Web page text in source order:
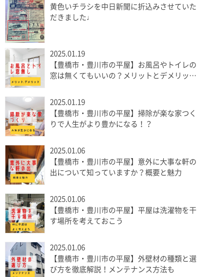
黄色いチラシを中日新聞に折込みさせていた
だきました♩
2025.01.19
【豊橋市・豊川市の平屋】お風呂やトイレの
窓は無くてもいいの？メリットとデメリット
2025.01.19
【豊橋市・豊川市の平屋】掃除が楽な家つく
りで人生がより豊かになる！？
2025.01.06
【豊橋市・豊川市の平屋】意外に大事な軒の
出について知っていますか？概要と魅力
2025.01.06
【豊橋市・豊川市の平屋】平屋は洗濯物を干
す場所を考えておこう
2025.01.06
【豊橋市・豊川市の平屋】外壁材の種類と選
び方を徹底解説！メンテナンス方法も